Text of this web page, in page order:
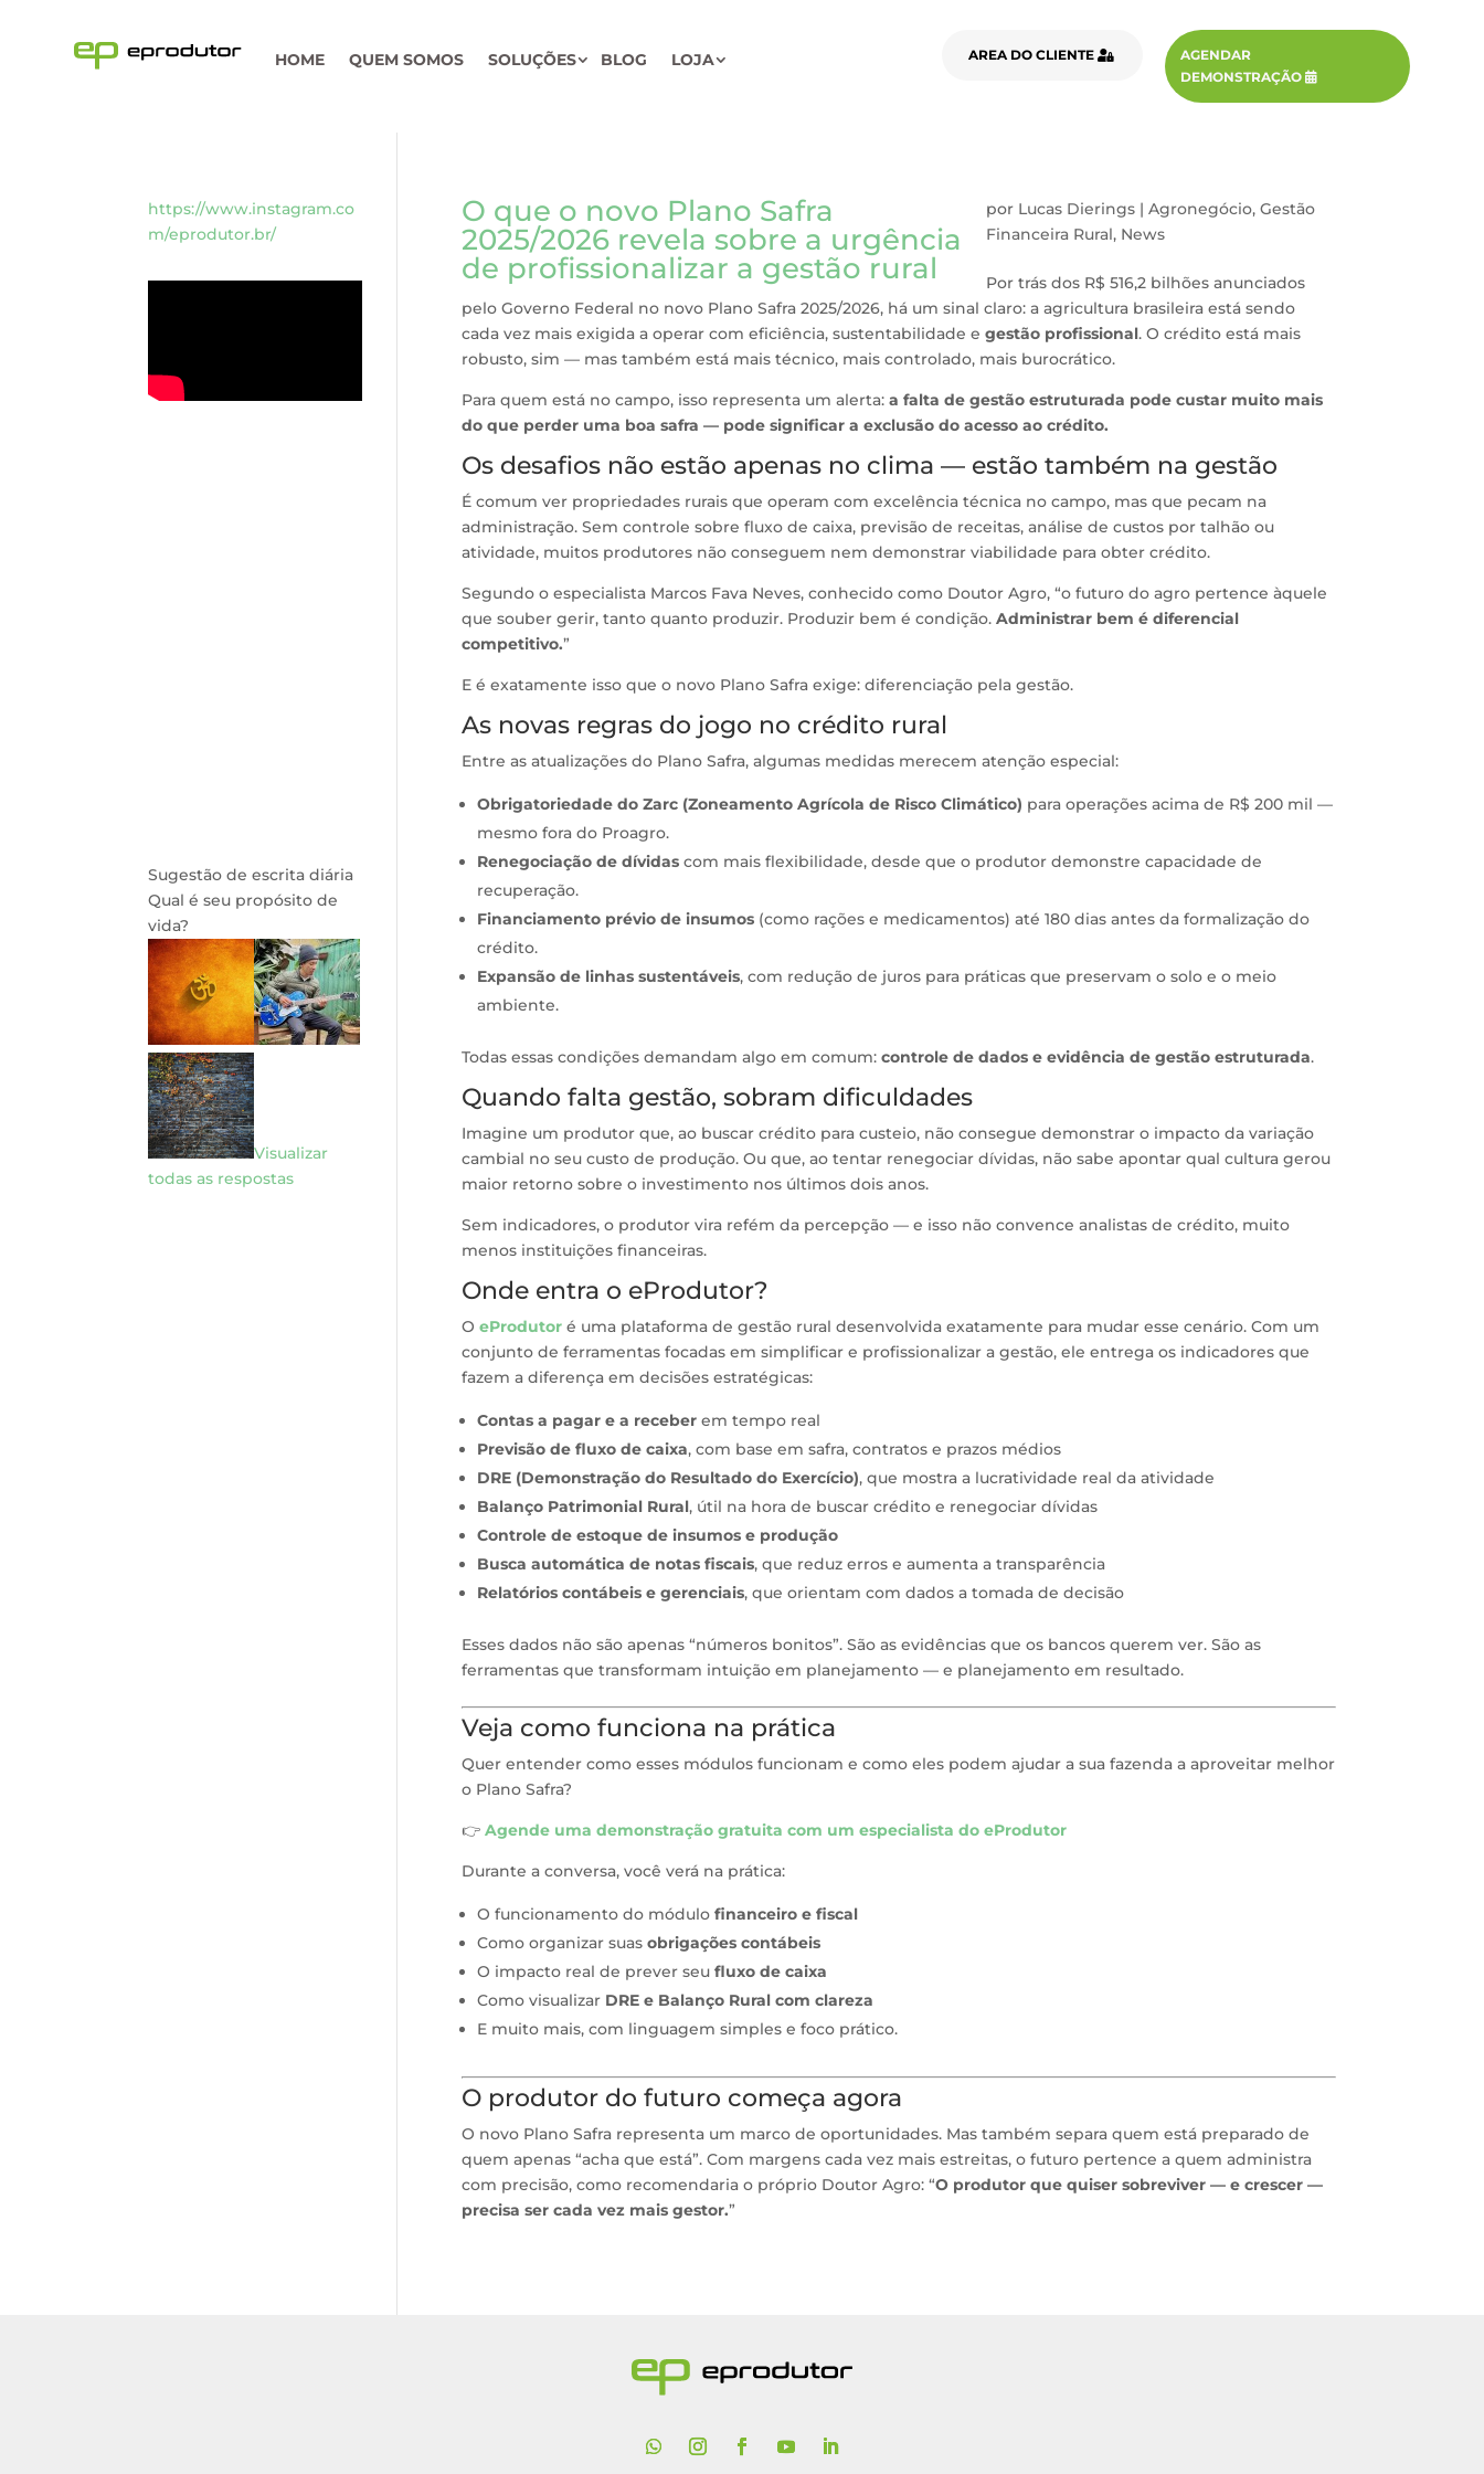
HOME QUEM SOMOS SOLUÇÕES BLOG LOJA AREA DO CLIENTE
AGENDAR
DEMONSTRAÇÃO
O que o novo Plano Safra
2025/2026 revela sobre a urgência
de profissionalizar a gestão rural
por Lucas Dierings| Agronegócio, Gestão
Financeira Rural, News
Por trás dos R$ 516,2 bilhões anunciados
pelo Governo Federal no novo Plano Safra 2025/2026, há um sinal claro: a agricultura brasileira está sendo
cada vez mais exigida a operar com eficiência, sustentabilidade e gestão profissional. O crédito está mais
robusto, sim — mas também está mais técnico, mais controlado, mais burocrático.
Para quem está no campo, isso representa um alerta: a falta de gestão estruturada pode custar muito mais
do que perder uma boa safra — pode significar a exclusão do acesso ao crédito.
Os desafios não estão apenas no clima — estão também na gestão
É comum ver propriedades rurais que operam com excelência técnica no campo, mas que pecam na
administração. Sem controle sobre fluxo de caixa, previsão de receitas, análise de custos por talhão ou
atividade, muitos produtores não conseguem nem demonstrar viabilidade para obter crédito.
Segundo o especialista Marcos Fava Neves, conhecido como Doutor Agro, “o futuro do agro pertence àquele
que souber gerir, tanto quanto produzir. Produzir bem é condição. Administrar bem é diferencial
competitivo.”
E é exatamente isso que o novo Plano Safra exige: diferenciação pela gestão.
As novas regras do jogo no crédito rural
Entre as atualizações do Plano Safra, algumas medidas merecem atenção especial:
Obrigatoriedade do Zarc (Zoneamento Agrícola de Risco Climático) para operações acima de R$ 200 mil —
mesmo fora do Proagro.
Renegociação de dívidascom mais flexibilidade, desde que o produtor demonstre capacidade de
recuperação.
Financiamento prévio de insumos(como rações e medicamentos) até 180 dias antes da formalização do
crédito.
Expansão de linhas sustentáveis, com redução de juros para práticas que preservam o solo e o meio
ambiente.
Todas essas condições demandam algo em comum: controle de dados e evidência de gestão estruturada.
Quando falta gestão, sobram dificuldades
Imagine um produtor que, ao buscar crédito para custeio, não consegue demonstrar o impacto da variação
cambial no seu custo de produção. Ou que, ao tentar renegociar dívidas, não sabe apontar qual cultura gerou
maior retorno sobre o investimento nos últimos dois anos.
Sem indicadores, o produtor vira refém da percepção — e isso não convence analistas de crédito, muito
menos instituições financeiras.
Onde entra o eProdutor?
O eProdutoré uma plataforma de gestão rural desenvolvida exatamente para mudar esse cenário. Com um
conjunto de ferramentas focadas em simplificar e profissionalizar a gestão, ele entrega os indicadores que
fazem a diferença em decisões estratégicas:
Contas a pagar e a receberem tempo real
Previsão de fluxo de caixa, com base em safra, contratos e prazos médios
DRE (Demonstração do Resultado do Exercício), que mostra a lucratividade real da atividade
Balanço Patrimonial Rural, útil na hora de buscar crédito e renegociar dívidas
Controle de estoque de insumos e produção
Busca automática de notas fiscais, que reduz erros e aumenta a transparência
Relatórios contábeis e gerenciais, que orientam com dados a tomada de decisão
Esses dados não são apenas “números bonitos”. São as evidências que os bancos querem ver. São as
ferramentas que transformam intuição em planejamento — e planejamento em resultado.
Veja como funciona na prática
Quer entender como esses módulos funcionam e como eles podem ajudar a sua fazenda a aproveitar melhor
o Plano Safra?
👉 Agende uma demonstração gratuita com um especialista do eProdutor
Durante a conversa, você verá na prática:
O funcionamento do módulo financeiro e fiscal
Como organizar suas obrigações contábeis
O impacto real de prever seu fluxo de caixa
Como visualizar DRE e Balanço Rural com clareza
E muito mais, com linguagem simples e foco prático.
O produtor do futuro começa agora
O novo Plano Safra representa um marco de oportunidades. Mas também separa quem está preparado de
quem apenas “acha que está”. Com margens cada vez mais estreitas, o futuro pertence a quem administra
com precisão, como recomendaria o próprio Doutor Agro: “O produtor que quiser sobreviver — e crescer —
precisa ser cada vez mais gestor.”
https://www.instagram.co
m/eprodutor.br/
Sugestão de escrita diária
Qual é seu propósito de
vida?
Visualizar
todas as respostas